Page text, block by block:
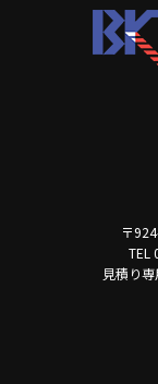
〒
TEL
見積り